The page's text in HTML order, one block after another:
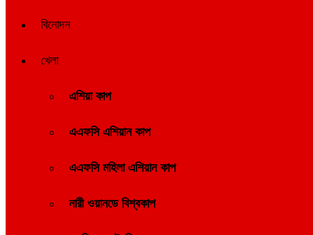
বিনোদন
খেলা
এশিয়া কাপ
এএফসি এশিয়ান কাপ
এএফসি মহিলা এশিয়ান কাপ
নারী ওয়ানডে বিশ্বকাপ